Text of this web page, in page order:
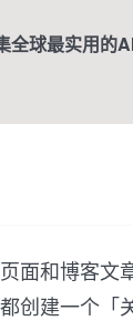
全球最实用的
面和博客文
创建一个「